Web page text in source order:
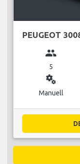
PEUGEOT
group
5
miscellaneous_services
Manuell